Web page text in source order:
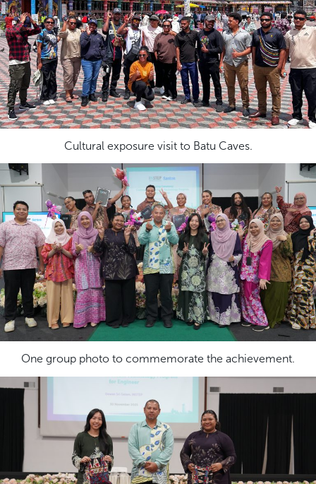
Cultural exposure visit to Batu Caves.
One group photo to commemorate the achievement.